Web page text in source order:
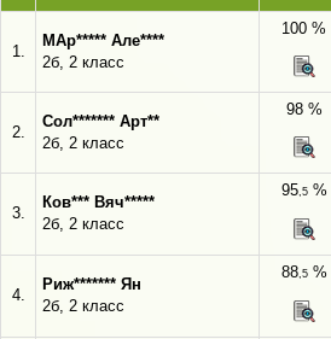
1.
МАр***** Але****
2б, 2 класс
100 %
2.
Сол******* Арт**
2б, 2 класс
98 %
3.
Ков*** Вяч*****
2б, 2 класс
95,5%
4.
Риж******* Ян
2б, 2 класс
88,5%